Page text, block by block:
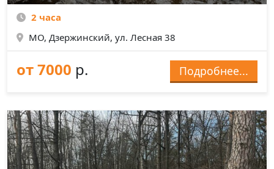
2 часа
МО, Дзержинский, ул. Лесная 38
от 7000 р. Подробнее...